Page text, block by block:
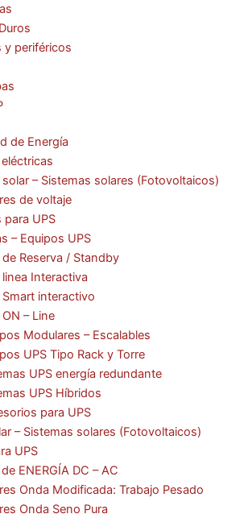
y periféricos
de Energía
solar – Sistemas solares (Fotovoltaicos)
de voltaje
para UPS
– Equipos UPS
de Reserva / Standby
linea Interactiva
Smart interactivo
ON – Line
Modulares – Escalables
UPS Tipo Rack y Torre
UPS energía redundante
UPS Híbridos
para UPS
– Sistemas solares (Fotovoltaicos)
UPS
ENERGÍA DC – AC
Onda Modificada: Trabajo Pesado
Onda Seno Pura